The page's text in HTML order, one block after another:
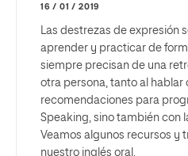
16 / 01 / 2019
Las destrezas de expresión
aprender y practicar de
siempre precisan de una
otra persona, tanto al hablar
recomendaciones para
Speaking, sino también con
Veamos algunos recursos y
nuestro inglés oral.